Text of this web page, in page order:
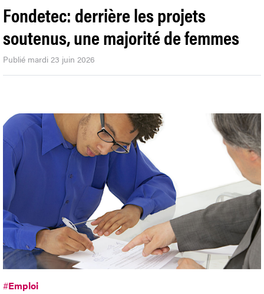
Fondetec: derrière les projets
soutenus, une majorité de femmes
Publié mardi 23 juin 2026
#Emploi